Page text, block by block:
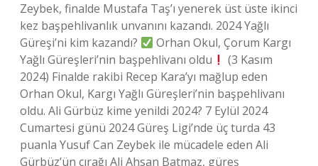
Zeybek, finalde Mustafa Taş’ı yenerek üst üste ikinci
kez başpehlivanlık unvanını kazandı. 2024 Yağlı
Güreşi’ni kim kazandı?
Orhan Okul, Çorum Kargı
Yağlı Güreşleri’nin başpehlivanı oldu
(3 Kasım
2024) Finalde rakibi Recep Kara’yı mağlup eden
Orhan Okul, Kargı Yağlı Güreşleri’nin başpehlivanı
oldu. Ali Gürbüz kime yenildi 2024? 7 Eylül 2024
Cumartesi günü 2024 Güreş Ligi’nde üç turda 43
puanla Yusuf Can Zeybek ile mücadele eden Ali
Gürbüz’ün çırağı Ali Ahsan Batmaz, güreş